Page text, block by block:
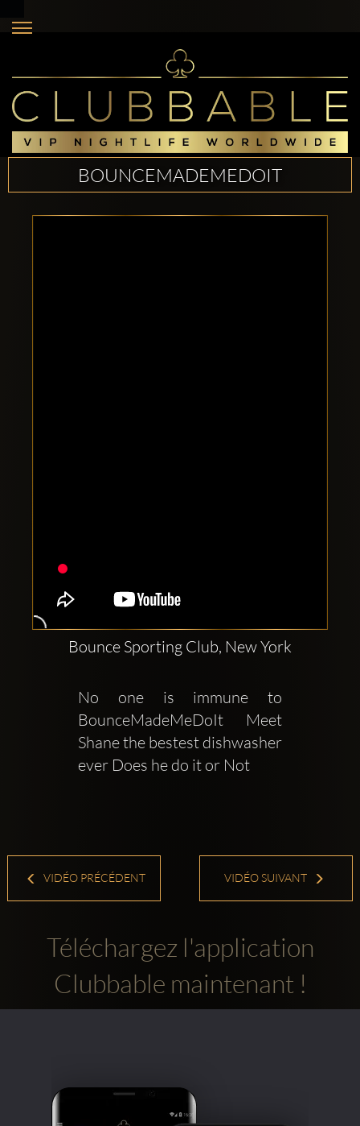
sociaux
Clubbable:
BOUNCEMADEMEDOIT
Bounce Sporting Club, New York
No one is immune to
BounceMadeMeDoIt Meet
Shane the bestest dishwasher
ever Does he do it or Not
VIDÉO PRÉCÉDENT VIDÉO SUIVANT
Téléchargez l'application
Clubbable maintenant !